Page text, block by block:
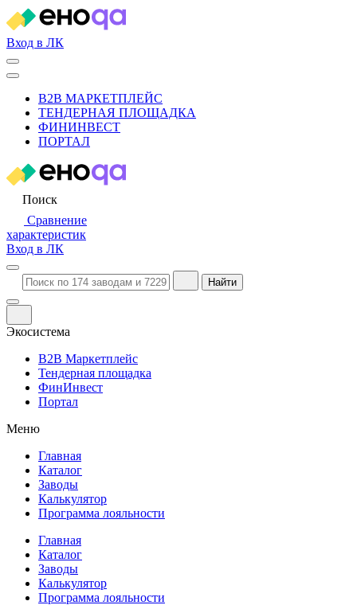
Вход в ЛК
B2B МАРКЕТПЛЕЙС
ТЕНДЕРНАЯ ПЛОЩАДКА
ФИНИНВЕСТ
ПОРТАЛ
Поиск
Сравнение
характеристик
Вход в ЛК
Найти
Экосистема
B2B Маркетплейс
Тендерная площадка
ФинИнвест
Портал
Меню
Главная
Каталог
Заводы
Калькулятор
Программа лояльности
Главная
Каталог
Заводы
Калькулятор
Программа лояльности